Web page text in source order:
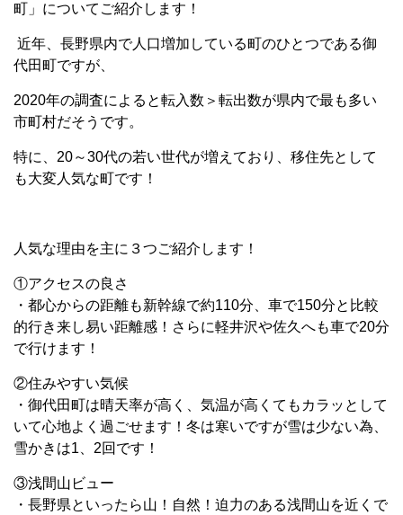
町」についてご紹介します！
近年、長野県内で人口増加している町のひとつである御
代田町ですが、
2020年の調査によると転入数＞転出数が県内で最も多い
市町村だそうです。
特に、20～30代の若い世代が増えており、移住先として
も大変人気な町です！
人気な理由を主に３つご紹介します！
①アクセスの良さ
・都心からの距離も新幹線で約110分、車で150分と比較
的行き来し易い距離感！さらに軽井沢や佐久へも車で20分
で行けます！
②住みやすい気候
・御代田町は晴天率が高く、気温が高くてもカラッとして
いて心地よく過ごせます！冬は寒いですが雪は少ない為、
雪かきは1、2回です！
③浅間山ビュー
・長野県といったら山！自然！迫力のある浅間山を近くで